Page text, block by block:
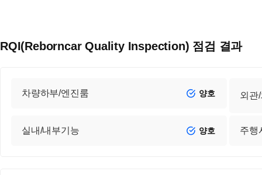
RQI(Reborncar Quality Inspection) 점검 결과
차량하부/엔진룸 양호 외관
실내/내부기능 양호 주행